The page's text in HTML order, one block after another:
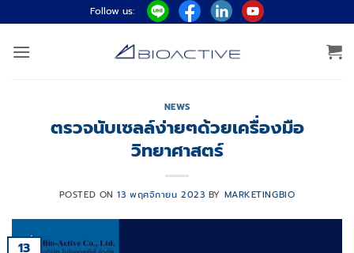
ไป
ยัง
Follow us:
NEWS
ตรวจนับเซลล์ง่ายๆด้วยเครื่องมือ
วิทยาศาสตร์
POSTED ON13 พฤศจิกายน 2023 BY MARKETINGBIO
13